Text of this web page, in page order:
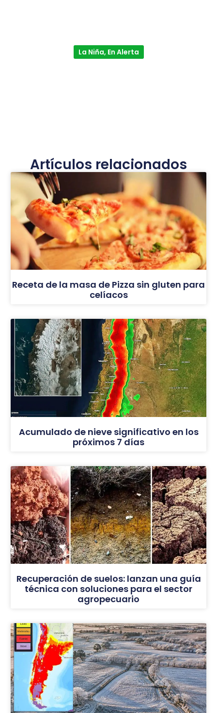
La Niña, En Alerta
Artículos relacionados
Receta de la masa de Pizza sin gluten para
celíacos
Acumulado de nieve significativo en los
próximos 7 días
Recuperación de suelos: lanzan una guía
técnica con soluciones para el sector
agropecuario